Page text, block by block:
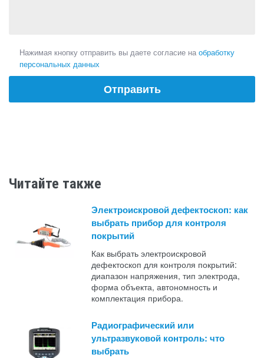
Нажимая кнопку отправить вы даете согласие на обработку
персональных данных
Читайте также
Электроискровой дефектоскоп: как
выбрать прибор для контроля
покрытий
Как выбрать электроискровой
дефектоскоп для контроля покрытий:
диапазон напряжения, тип электрода,
форма объекта, автономность и
комплектация прибора.
Радиографический или
ультразвуковой контроль: что
выбрать